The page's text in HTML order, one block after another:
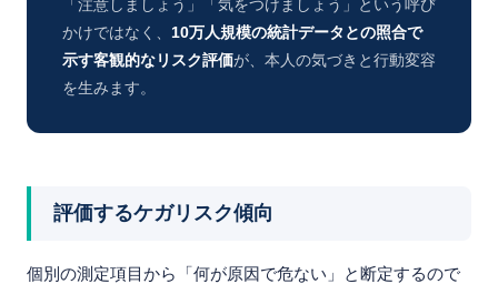
「注意しましょう」「気をつけましょう」という呼び
かけではなく、 10万人規模の統計データとの照合で
示す客観的なリスク評価が、本人の気づきと行動変容
を生みます。
評価するケガリスク傾向
個別の測定項目から「何が原因で危ない」と断定するので